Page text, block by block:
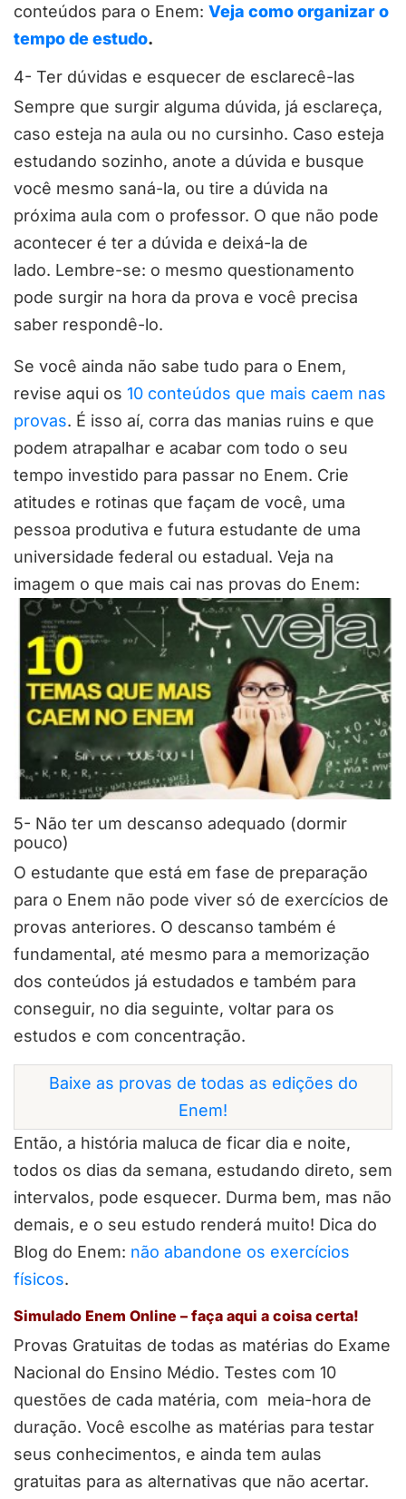
conteúdos para o Enem: Veja como organizar o
tempo de estudo.
4- Ter dúvidas e esquecer de esclarecê-las
Sempre que surgir alguma dúvida, já esclareça,
caso esteja na aula ou no cursinho. Caso esteja
estudando sozinho, anote a dúvida e busque
você mesmo saná-la, ou tire a dúvida na
próxima aula com o professor. O que não pode
acontecer é ter a dúvida e deixá-la de
lado. Lembre-se: o mesmo questionamento
pode surgir na hora da prova e você precisa
saber respondê-lo.
Se você ainda não sabe tudo para o Enem,
revise aqui os 10 conteúdos que mais caem nas
provas. É isso aí, corra das manias ruins e que
podem atrapalhar e acabar com todo o seu
tempo investido para passar no Enem. Crie
atitudes e rotinas que façam de você, uma
pessoa produtiva e futura estudante de uma
universidade federal ou estadual. Veja na
imagem o que mais cai nas provas do Enem:
5- Não ter um descanso adequado (dormir
pouco)
O estudante que está em fase de preparação
para o Enem não pode viver só de exercícios de
provas anteriores. O descanso também é
fundamental, até mesmo para a memorização
dos conteúdos já estudados e também para
conseguir, no dia seguinte, voltar para os
estudos e com concentração.
Baixe as provas de todas as edições do
Enem!
Então, a história maluca de ficar dia e noite,
todos os dias da semana, estudando direto, sem
intervalos, pode esquecer. Durma bem, mas não
demais, e o seu estudo renderá muito! Dica do
Blog do Enem: não abandone os exercícios
físicos.
Simulado Enem Online – faça aqui a coisa certa!
Provas Gratuitas de todas as matérias do Exame
Nacional do Ensino Médio. Testes com 10
questões de cada matéria, com meia-hora de
duração. Você escolhe as matérias para testar
seus conhecimentos, e ainda tem aulas
gratuitas para as alternativas que não acertar.